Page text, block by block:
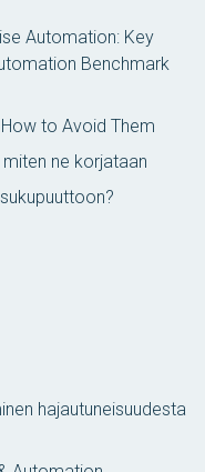
Automation: Key
Benchmark
to Avoid Them
ne korjataan
hajautuneisuudesta